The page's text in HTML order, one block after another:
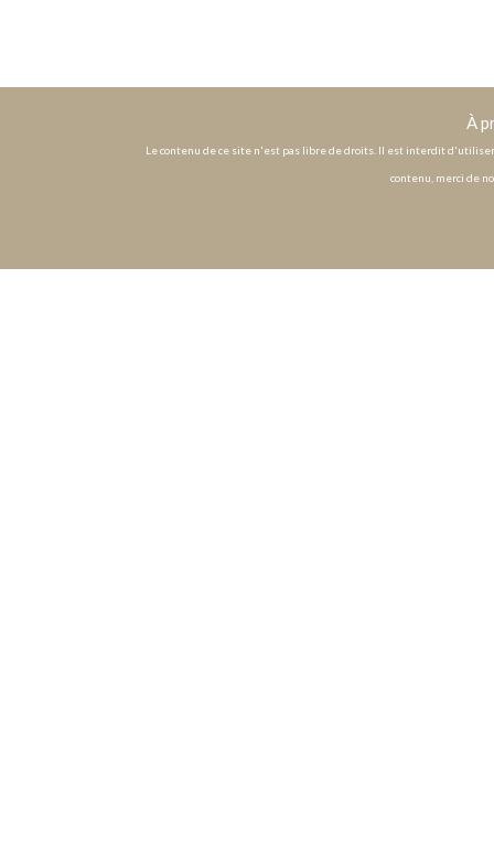
À
Le contenu de ce site n'est pas libre de droits. Il est interdit
contenu, merci de